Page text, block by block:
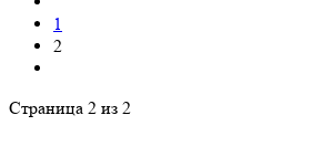
1
2
Страница 2 из 2